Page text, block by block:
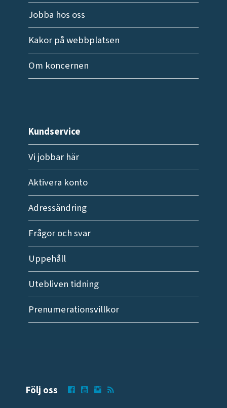
Jobba hos oss
Kakor på webbplatsen
Om koncernen
Kundservice
Vi jobbar här
Aktivera konto
Adressändring
Frågor och svar
Uppehåll
Utebliven tidning
Prenumerationsvillkor
Följ oss